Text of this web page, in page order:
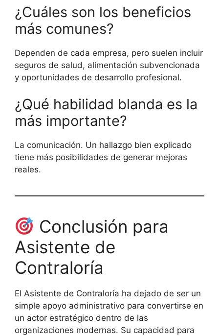
¿Cuáles son los beneficios
más comunes?
Dependen de cada empresa, pero suelen incluir
seguros de salud, alimentación subvencionada
y oportunidades de desarrollo profesional.
¿Qué habilidad blanda es la
más importante?
La comunicación. Un hallazgo bien explicado
tiene más posibilidades de generar mejoras
reales.
Conclusión para
Asistente de
Contraloría
El Asistente de Contraloría ha dejado de ser un
simple apoyo administrativo para convertirse en
un actor estratégico dentro de las
organizaciones modernas. Su capacidad para